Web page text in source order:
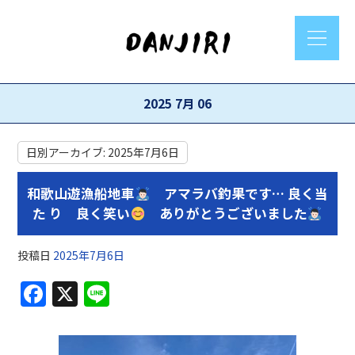
2025 7月 06
日別アーカイブ: 2025年7月6日
和歌山遊漁船地車
アマラバ釣果です… 良く当
た り 良く笑い
ありがとうございました
投稿日 2025年7月6日
F
a
c
X
e